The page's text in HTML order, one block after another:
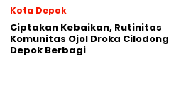
Kota Depok
Ciptakan Kebaikan, Rutinitas
Komunitas Ojol Droka Cilodong
Depok Berbagi